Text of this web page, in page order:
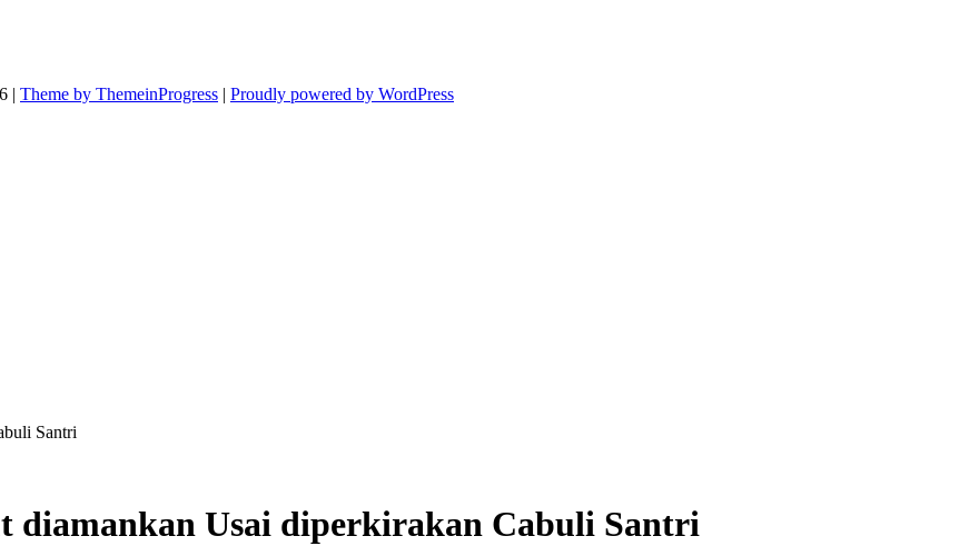
| Theme by ThemeinProgress | Proudly powered by WordPress
Santri
diamankan Usai diperkirakan Cabuli Santri